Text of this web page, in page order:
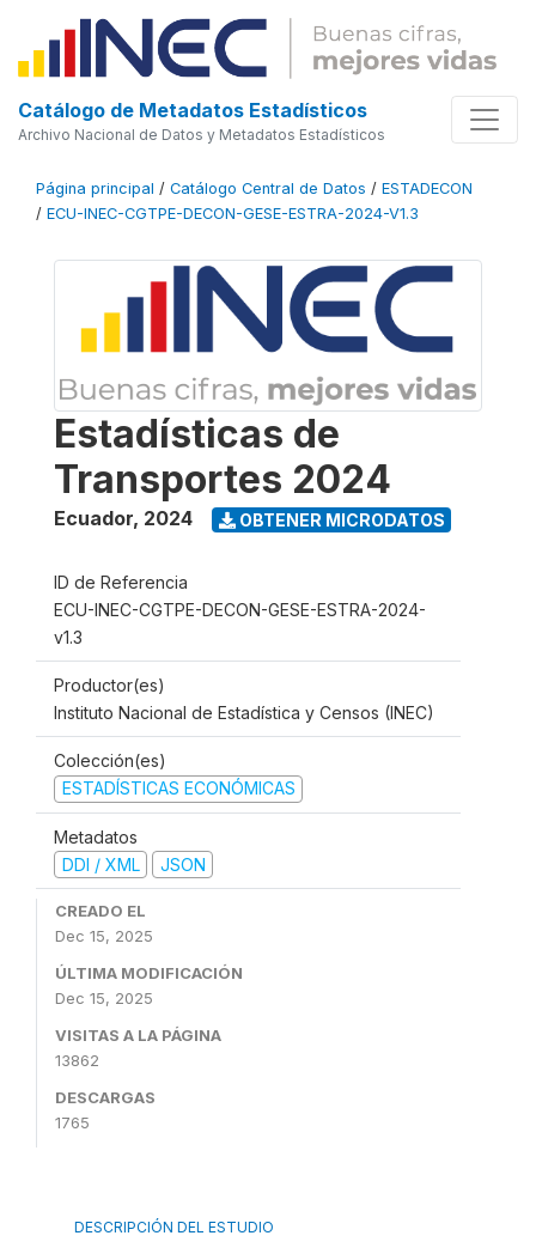
Catálogo de Metadatos Estadísticos
Archivo Nacional de Datos y Metadatos Estadísticos
Página principal / Catálogo Central de Datos / ESTADECON
/ ECU-INEC-CGTPE-DECON-GESE-ESTRA-2024-V1.3
Estadísticas de
Transportes 2024
Ecuador, 2024 OBTENER MICRODATOS
ID de Referencia
ECU-INEC-CGTPE-DECON-GESE-ESTRA-2024-
v1.3
Productor(es)
Instituto Nacional de Estadística y Censos (INEC)
Colección(es)
ESTADÍSTICAS ECONÓMICAS
Metadatos
DDI / XML
JSON
CREADO EL
Dec 15, 2025
ÚLTIMA MODIFICACIÓN
Dec 15, 2025
VISITAS A LA PÁGINA
13862
DESCARGAS
1765
DESCRIPCIÓN DEL ESTUDIO